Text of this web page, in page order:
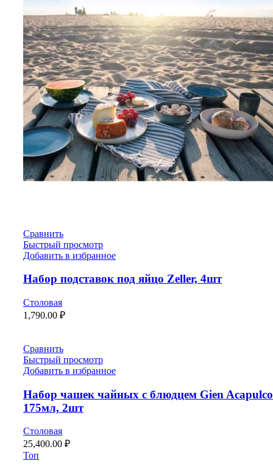
Сравнить
Быстрый просмотр
Добавить в избранное
Набор подставок под яйцо Zeller, 4шт
Столовая
1,790.00 ₽
Сравнить
Быстрый просмотр
Добавить в избранное
Набор чашек чайных с блюдцем Gien Acapulco
175мл, 2шт
Столовая
25,400.00 ₽
Топ